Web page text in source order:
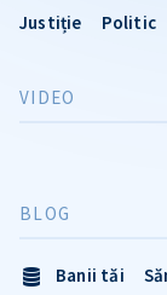
Justiție Politic
VIDEO
BLOG
Banii tăi